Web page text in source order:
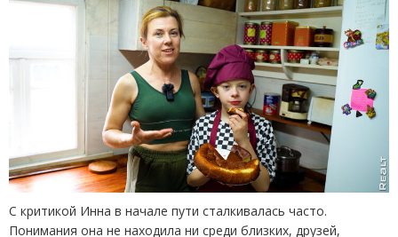
С критикой Инна в начале пути сталкивалась часто.
Понимания она не находила ни среди близких, друзей,